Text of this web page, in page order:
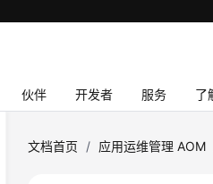
伙伴 开发者 服务 了
文档首页 / 应用运维管理 AOM